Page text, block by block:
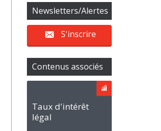
Newsletters/Alertes
S'inscrire
Contenus associés
Taux d'intérêt
légal